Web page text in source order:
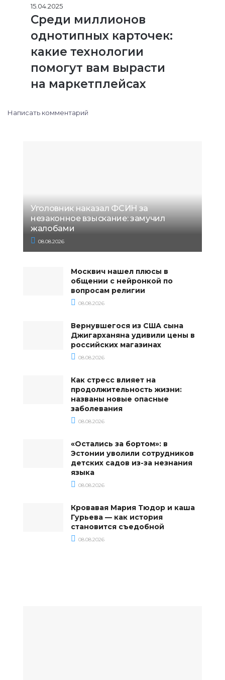
15.04.2025
Среди миллионов
однотипных карточек:
какие технологии
помогут вам вырасти
на маркетплейсах
Написать комментарий
Уголовник наказал ФСИН за
незаконное взыскание: замучил
жалобами
08.08.2026
Москвич нашел плюсы в
общении с нейронкой по
вопросам религии
08.08.2026
Вернувшегося из США сына
Джигарханяна удивили цены в
российских магазинах
08.08.2026
Как стресс влияет на
продолжительность жизни:
названы новые опасные
заболевания
08.08.2026
«Остались за бортом»: в
Эстонии уволили сотрудников
детских садов из-за незнания
языка
08.08.2026
Кровавая Мария Тюдор и каша
Гурьева — как история
становится съедобной
08.08.2026